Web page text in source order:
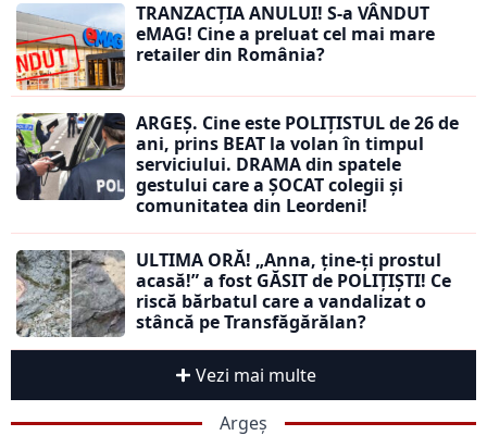
TRANZACȚIA ANULUI! S-a VÂNDUT
eMAG! Cine a preluat cel mai mare
retailer din România?
ARGEȘ. Cine este POLIȚISTUL de 26 de
ani, prins BEAT la volan în timpul
serviciului. DRAMA din spatele
gestului care a ȘOCAT colegii și
comunitatea din Leordeni!
ULTIMA ORĂ! „Anna, ţine-ţi prostul
acasă!” a fost GĂSIT de POLIȚIȘTI! Ce
riscă bărbatul care a vandalizat o
stâncă pe Transfăgărălan?
Vezi mai multe
Argeș